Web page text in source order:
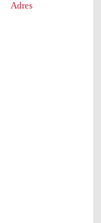
Adres